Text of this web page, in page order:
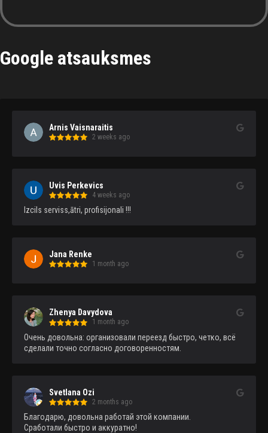
Google atsauksmes
Arnis Vaisnaraitis
2 weeks ago
Uvis Perkevics
4 weeks ago
Izcils serviss,ātri, profisijonali !!!
Jana Renke
1 month ago
Zhenya Davydova
1 month ago
Очень довольна: организовали переезд быстро, четко, всё
сделали точно согласно договоренностям.
Svetlana Ozi
2 months ago
Благодарю, довольна работай этой компании.
Сработали быстро и аккуратно!